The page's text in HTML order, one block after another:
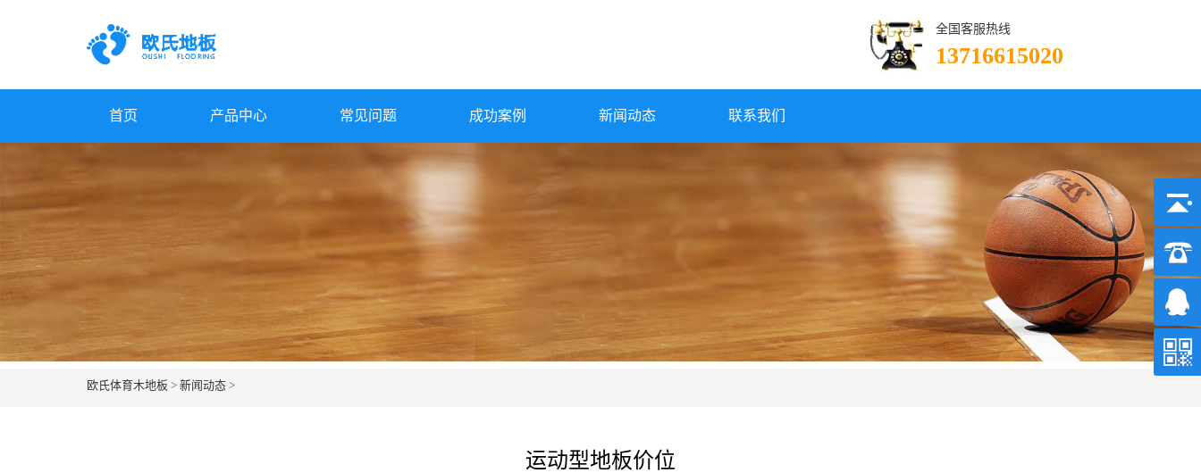
全国客服热线
13716615020
首页 产品中心 常见问题 成功案例 新闻动态 联系我们
欧氏体育木地板 > 新闻动态 >
运动型地板价位